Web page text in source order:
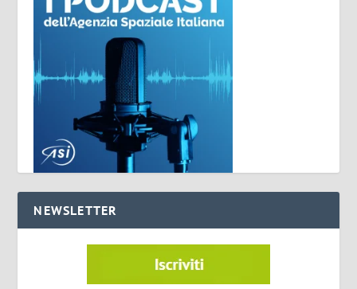
NEWSLETTER